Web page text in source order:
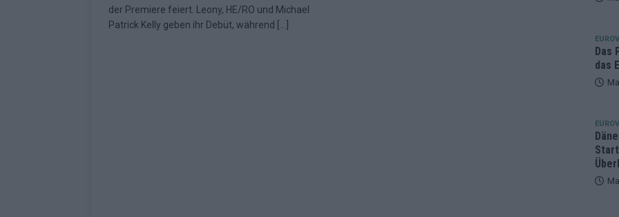
[ Mai 2026 ] ESC 2026: Ein Sieger, der klar überzeugt – und eine Debatte, die nicht aufhört
der Premiere feiert. Leony, HE/RO und Michael
Patrick Kelly geben ihr Debüt, während
Das
das